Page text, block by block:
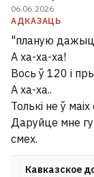
06.06.2026
АДКАЗАЦЬ
"планую
А ха-ха-ха!
Вось ў 120 і
А ха-ха..
Толькі не ў маіх
Даруйце мне
смех.
Кавказское